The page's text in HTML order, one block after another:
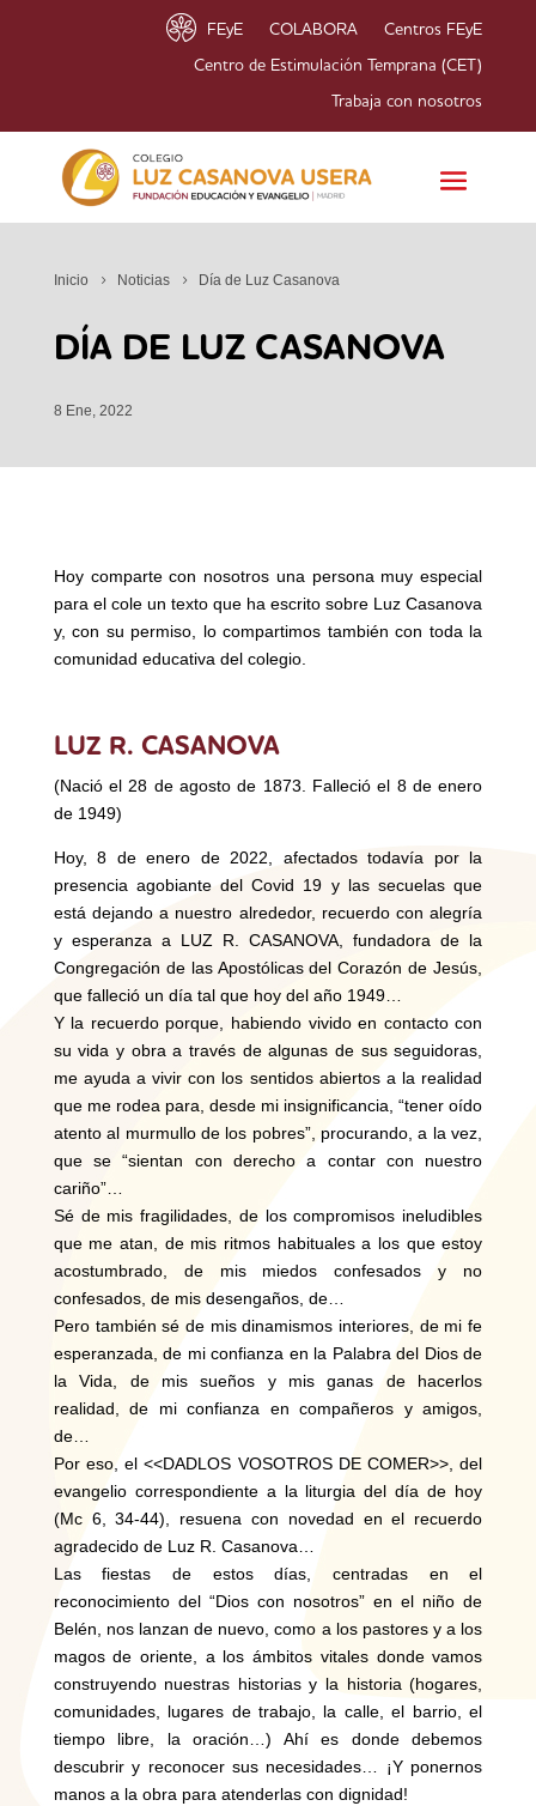
FEyE COLABORA Centros FEyE
Centro de Estimulación Temprana (CET)
Trabaja con nosotros
Inicio Noticias Día de Luz Casanova
DÍA DE LUZ CASANOVA
8 Ene, 2022
Hoy comparte con nosotros una persona muy especial
para el cole un texto que ha escrito sobre Luz Casanova
y, con su permiso, lo compartimos también con toda la
comunidad educativa del colegio.
LUZ R. CASANOVA
(Nació el 28 de agosto de 1873. Falleció el 8 de enero
de 1949)
Hoy, 8 de enero de 2022, afectados todavía por la
presencia agobiante del Covid 19 y las secuelas que
está dejando a nuestro alrededor, recuerdo con alegría
y esperanza a LUZ R. CASANOVA, fundadora de la
Congregación de las Apostólicas del Corazón de Jesús,
que falleció un día tal que hoy del año 1949…
Y la recuerdo porque, habiendo vivido en contacto con
su vida y obra a través de algunas de sus seguidoras,
me ayuda a vivir con los sentidos abiertos a la realidad
que me rodea para, desde mi insignificancia, “tener oído
atento al murmullo de los pobres”, procurando, a la vez,
que se “sientan con derecho a contar con nuestro
cariño”…
Sé de mis fragilidades, de los compromisos ineludibles
que me atan, de mis ritmos habituales a los que estoy
acostumbrado, de mis miedos confesados y no
confesados, de mis desengaños, de…
Pero también sé de mis dinamismos interiores, de mi fe
esperanzada, de mi confianza en la Palabra del Dios de
la Vida, de mis sueños y mis ganas de hacerlos
realidad, de mi confianza en compañeros y amigos,
de…
Por eso, el <<DADLOS VOSOTROS DE COMER>>, del
evangelio correspondiente a la liturgia del día de hoy
(Mc 6, 34-44), resuena con novedad en el recuerdo
agradecido de Luz R. Casanova…
Las fiestas de estos días, centradas en el
reconocimiento del “Dios con nosotros” en el niño de
Belén, nos lanzan de nuevo, como a los pastores y a los
magos de oriente, a los ámbitos vitales donde vamos
construyendo nuestras historias y la historia (hogares,
comunidades, lugares de trabajo, la calle, el barrio, el
tiempo libre, la oración…) Ahí es donde debemos
descubrir y reconocer sus necesidades… ¡Y ponernos
manos a la obra para atenderlas con dignidad!